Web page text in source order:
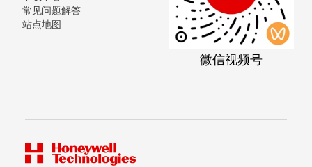
常见问题解答
站点地图
微信视频号